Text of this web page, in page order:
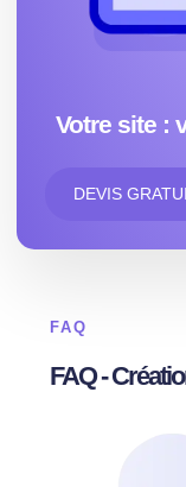
Votre site :
DEVIS
FAQ
FAQ -